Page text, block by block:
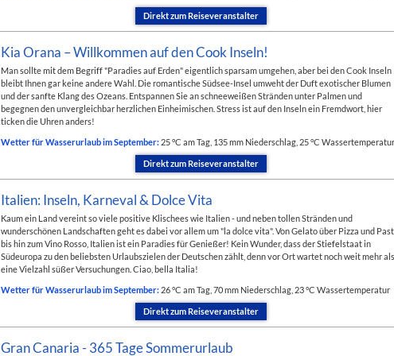
Direkt zum Reiseveranstalter
Kia Orana – Willkommen auf den Cook Inseln!
Man sollte mit dem Begriff "Paradies auf Erden" eigentlich sparsam umgehen, aber bei den Cook Inseln
bleibt Ihnen gar keine andere Wahl. Die romantische Südsee-Insel umweht der Duft exotischer Blumen
und der sanfte Klang des Ozeans. Entspannen Sie an schneeweißen Stränden unter Palmen und
begegnen den unvergleichbar herzlichen Einheimischen. Stress ist auf den Inseln ein Fremdwort, hier
ticken die Uhren anders!
Wetter für Wasserurlaub im September: 25 °C am Tag, 135 mm Niederschlag, 25 °C Wassertemperatur
Direkt zum Reiseveranstalter
Italien: Inseln, Karneval & Dolce Vita
Kaum ein Land vereint so viele positive Klischees wie Italien - und neben tollen Stränden und
wunderschönen Landschaften geht es dabei vor allem um "la dolce vita". Von Gelato über Pizza und
bis hin zum Vino Rosso, Italien ist ein Paradies für Genießer! Kein Wunder, dass der Stiefelstaat in
Südeuropa zu den beliebsten Urlaubszielen der Deutschen zählt, denn vor Ort wartet noch weit mehr als
eine Vielzahl süßer Versuchungen. Ciao, bella Italia!
Wetter für Wasserurlaub im September: 26 °C am Tag, 70 mm Niederschlag, 23 °C Wassertemperatur
Direkt zum Reiseveranstalter
Gran Canaria - 365 Tage Sommerurlaub